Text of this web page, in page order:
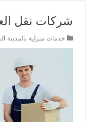
شركات نقل
خدمات منزلية بالمدينة